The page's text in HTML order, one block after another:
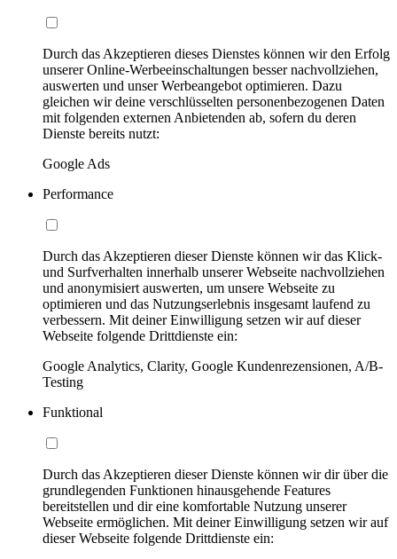
Durch das Akzeptieren dieses Dienstes können wir den Erfolg
unserer Online-Werbeeinschaltungen besser nachvollziehen,
auswerten und unser Werbeangebot optimieren. Dazu
gleichen wir deine verschlüsselten personenbezogenen Daten
mit folgenden externen Anbietenden ab, sofern du deren
Dienste bereits nutzt:
Google Ads
Performance
Durch das Akzeptieren dieser Dienste können wir das Klick-
und Surfverhalten innerhalb unserer Webseite nachvollziehen
und anonymisiert auswerten, um unsere Webseite zu
optimieren und das Nutzungserlebnis insgesamt laufend zu
verbessern. Mit deiner Einwilligung setzen wir auf dieser
Webseite folgende Drittdienste ein:
Google Analytics, Clarity, Google Kundenrezensionen, A/B-
Testing
Funktional
Durch das Akzeptieren dieser Dienste können wir dir über die
grundlegenden Funktionen hinausgehende Features
bereitstellen und dir eine komfortable Nutzung unserer
Webseite ermöglichen. Mit deiner Einwilligung setzen wir auf
dieser Webseite folgende Drittdienste ein: